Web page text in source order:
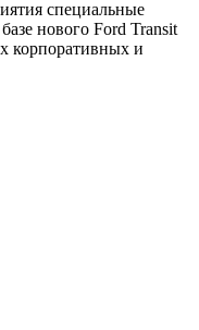
специальные
нового Ford Transit
корпоративных и